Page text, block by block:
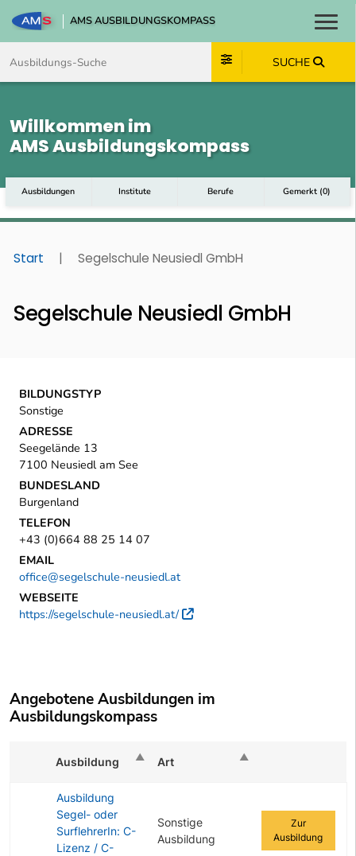
AMS AUSBILDUNGSKOMPASS
SUCHE
Willkommen im
AMS Ausbildungskompass
Ausbildungen Institute Berufe Gemerkt (0)
Start | Segelschule Neusiedl GmbH
Segelschule Neusiedl GmbH
BILDUNGSTYP
Sonstige
ADRESSE
Seegelände 13
7100 Neusiedl am See
BUNDESLAND
Burgenland
TELEFON
+43 (0)664 88 25 14 07
EMAIL
office@segelschule-neusiedl.at
WEBSEITE
https://segelschule-neusiedl.at/
Externer Link
Angebotene Ausbildungen im
Ausbildungskompass
Ausbildung Art
Ausbildung
Segel- oder
SurflehrerIn: C-
Lizenz / C-
Sonstige
Ausbildung
Zur
Ausbildung